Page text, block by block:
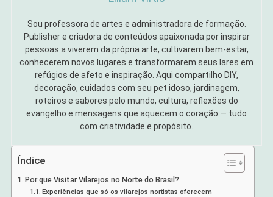
Sou professora de artes e administradora de formação.
Publisher e criadora de conteúdos apaixonada por inspirar
pessoas a viverem da própria arte, cultivarem bem-estar,
conhecerem novos lugares e transformarem seus lares em
refúgios de afeto e inspiração. Aqui compartilho DIY,
decoração, cuidados com seu pet idoso, jardinagem,
roteiros e sabores pelo mundo, cultura, reflexões do
evangelho e mensagens que aquecem o coração — tudo
com criatividade e propósito.
Índice
Por que Visitar Vilarejos no Norte do Brasil?
Experiências que só os vilarejos nortistas oferecem